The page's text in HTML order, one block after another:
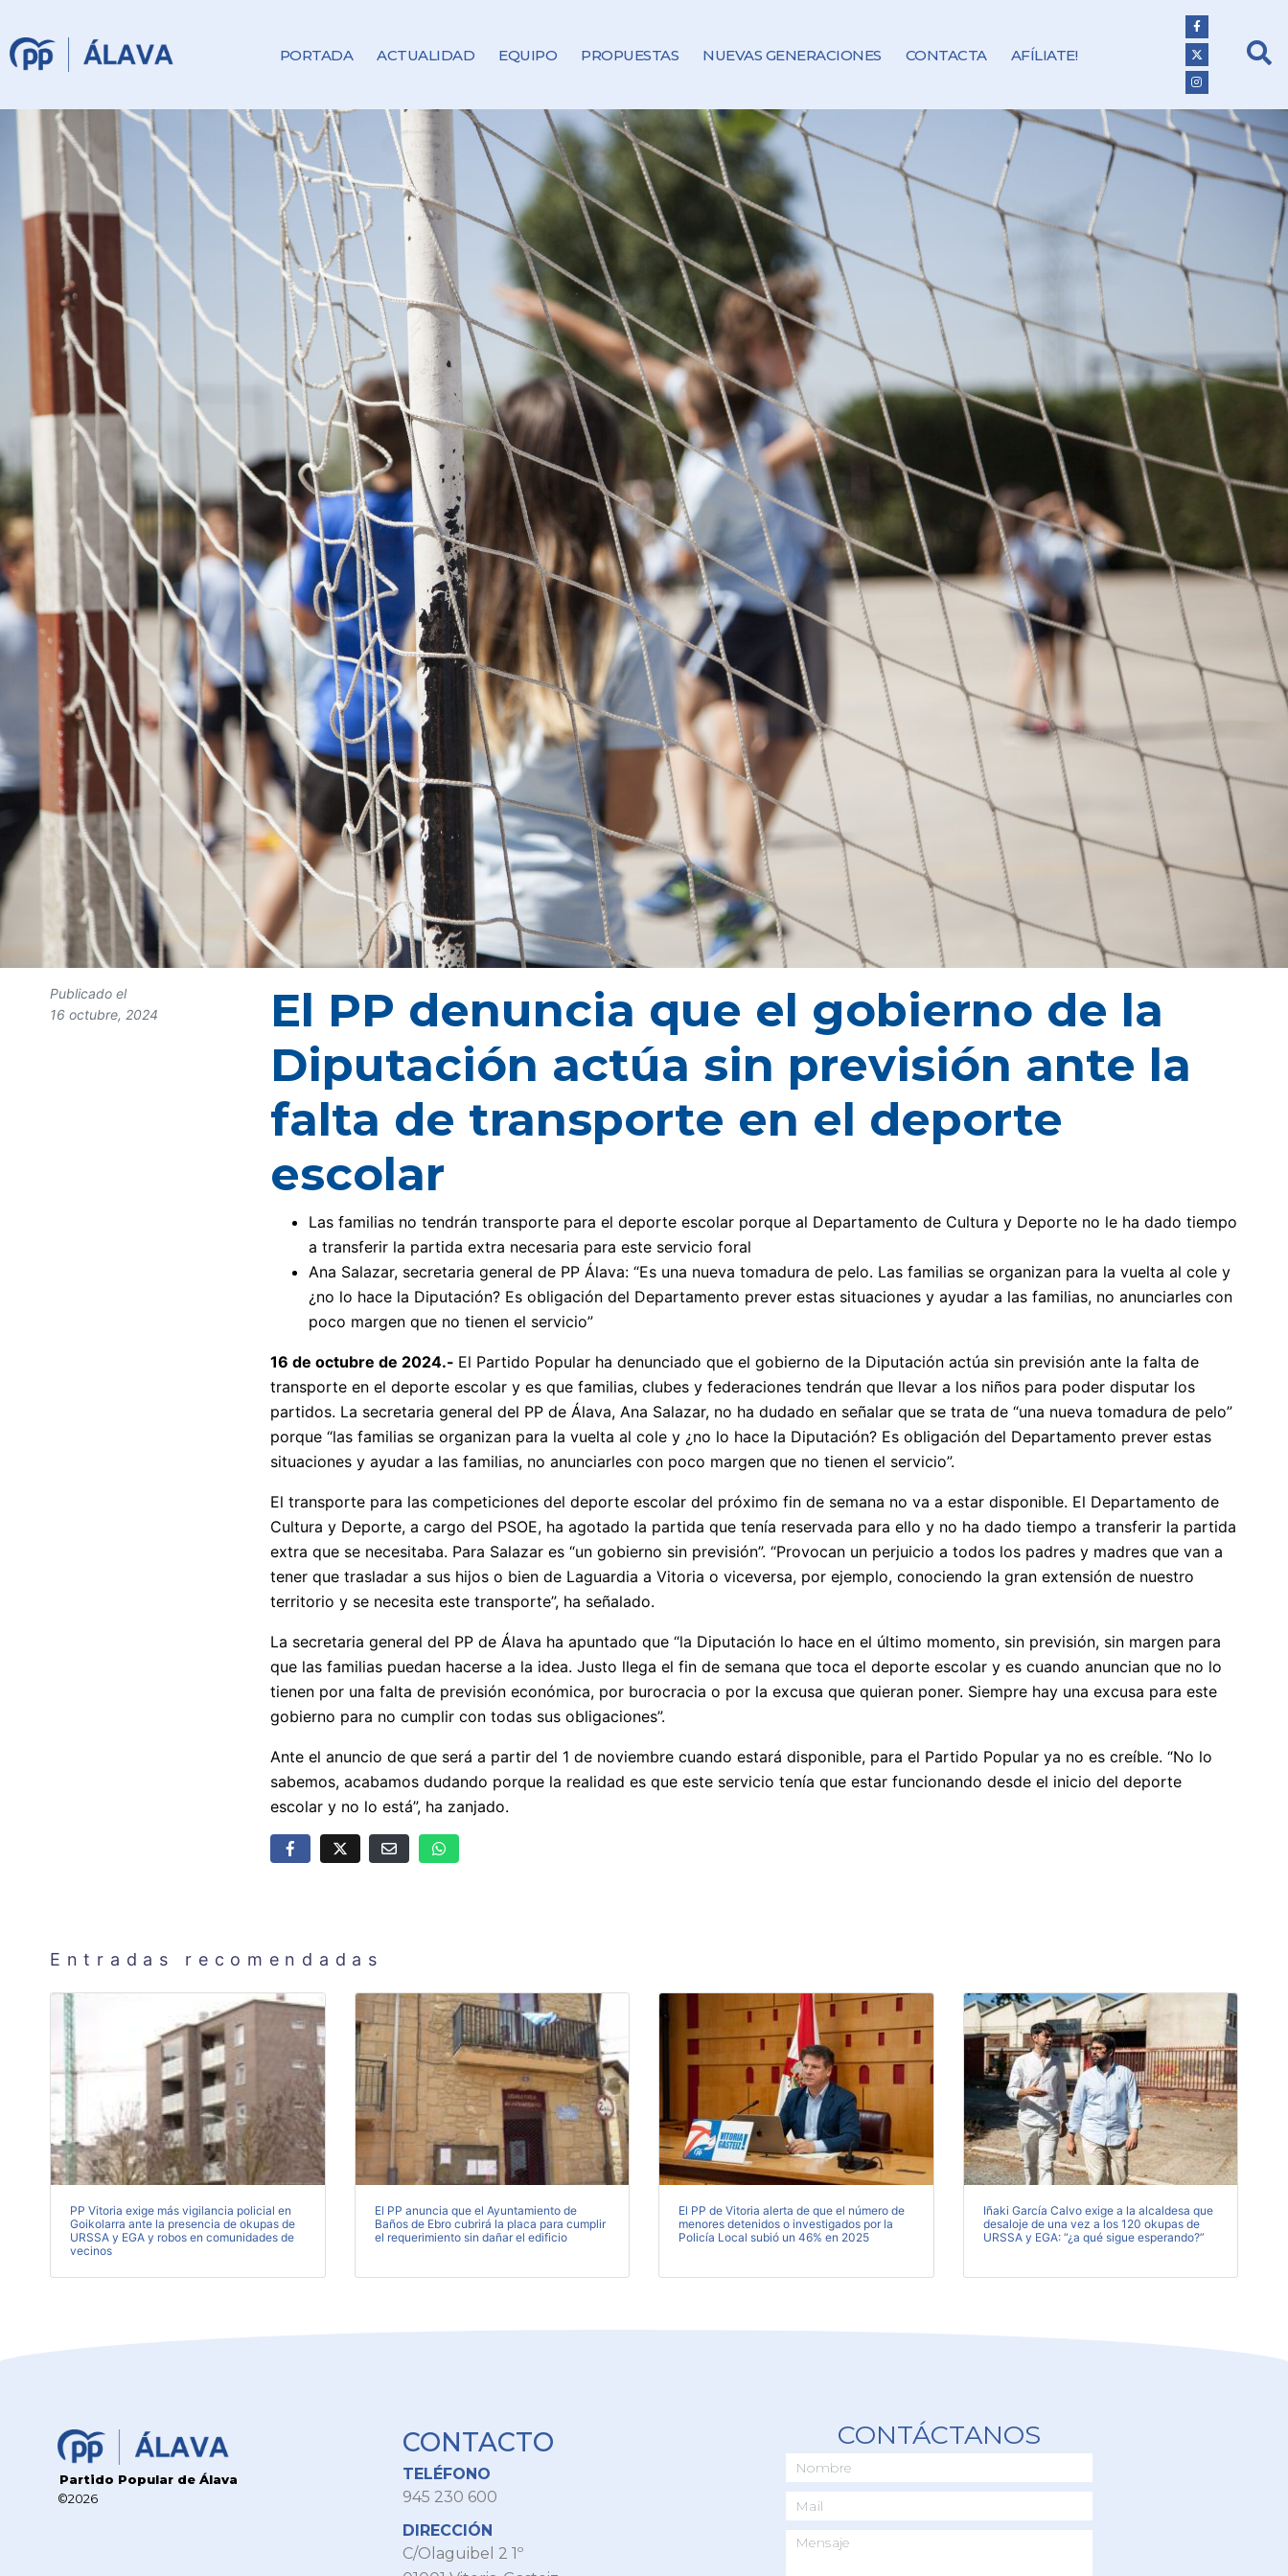
PORTADA ACTUALIDAD EQUIPO PROPUESTAS NUEVAS GENERACIONES CONTACTA AFÍLIATE!
Publicado el
16 octubre, 2024
El PP denuncia que el gobierno de la
Diputación actúa sin previsión ante la
falta de transporte en el deporte
escolar
Las familias no tendrán transporte para el deporte escolar porque al Departamento de Cultura y Deporte no le ha dado tiempo
a transferir la partida extra necesaria para este servicio foral
Ana Salazar, secretaria general de PP Álava: “Es una nueva tomadura de pelo. Las familias se organizan para la vuelta al cole y
¿no lo hace la Diputación? Es obligación del Departamento prever estas situaciones y ayudar a las familias, no anunciarles con
poco margen que no tienen el servicio”
16 de octubre de 2024.- El Partido Popular ha denunciado que el gobierno de la Diputación actúa sin previsión ante la falta de
transporte en el deporte escolar y es que familias, clubes y federaciones tendrán que llevar a los niños para poder disputar los
partidos. La secretaria general del PP de Álava, Ana Salazar, no ha dudado en señalar que se trata de “una nueva tomadura de pelo”
porque “las familias se organizan para la vuelta al cole y ¿no lo hace la Diputación? Es obligación del Departamento prever estas
situaciones y ayudar a las familias, no anunciarles con poco margen que no tienen el servicio”.
El transporte para las competiciones del deporte escolar del próximo fin de semana no va a estar disponible. El Departamento de
Cultura y Deporte, a cargo del PSOE, ha agotado la partida que tenía reservada para ello y no ha dado tiempo a transferir la partida
extra que se necesitaba. Para Salazar es “un gobierno sin previsión”. “Provocan un perjuicio a todos los padres y madres que van a
tener que trasladar a sus hijos o bien de Laguardia a Vitoria o viceversa, por ejemplo, conociendo la gran extensión de nuestro
territorio y se necesita este transporte”, ha señalado.
La secretaria general del PP de Álava ha apuntado que “la Diputación lo hace en el último momento, sin previsión, sin margen para
que las familias puedan hacerse a la idea. Justo llega el fin de semana que toca el deporte escolar y es cuando anuncian que no lo
tienen por una falta de previsión económica, por burocracia o por la excusa que quieran poner. Siempre hay una excusa para este
gobierno para no cumplir con todas sus obligaciones”.
Ante el anuncio de que será a partir del 1 de noviembre cuando estará disponible, para el Partido Popular ya no es creíble. “No lo
sabemos, acabamos dudando porque la realidad es que este servicio tenía que estar funcionando desde el inicio del deporte
escolar y no lo está”, ha zanjado.
Entradas recomendadas
PP Vitoria exige más vigilancia policial en
Goikolarra ante la presencia de okupas de
URSSA y EGA y robos en comunidades de
vecinos
El PP anuncia que el Ayuntamiento de
Baños de Ebro cubrirá la placa para cumplir
el requerimiento sin dañar el edificio
El PP de Vitoria alerta de que el número de
menores detenidos o investigados por la
Policía Local subió un 46% en 2025
Iñaki García Calvo exige a la alcaldesa que
desaloje de una vez a los 120 okupas de
URSSA y EGA: “¿a qué sigue esperando?”
Partido Popular de Álava
©2026
CONTACTO
TELÉFONO
945 230 600
DIRECCIÓN
C/Olaguibel 2 1º
CONTÁCTANOS